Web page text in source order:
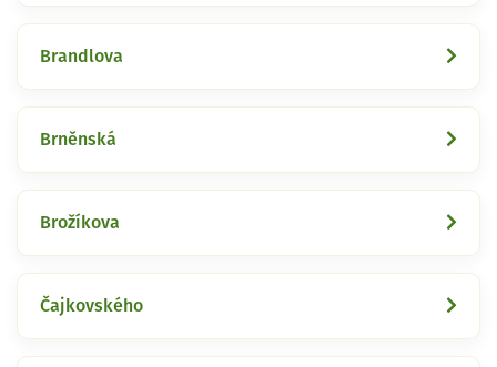
Brandlova
Brněnská
Brožíkova
Čajkovského